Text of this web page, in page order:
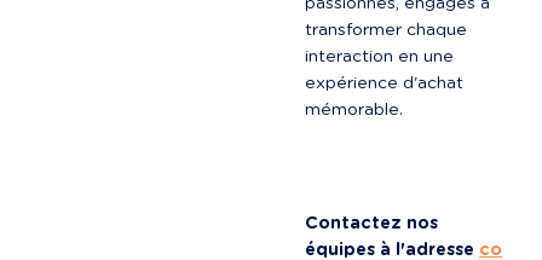
passionnés, engagés à
transformer chaque
interaction en une
expérience d'achat
mémorable.
Contactez nos
équipes à l'adresse co